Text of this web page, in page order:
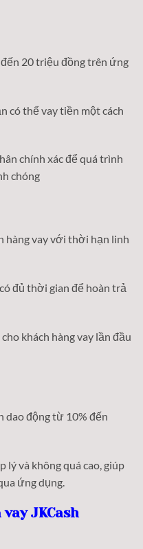
20 triệu đồng trên ứng
có thể vay tiền một cách
chính xác để quá trình
chóng
hàng vay với thời hạn linh
đủ thời gian để hoàn trả
khách hàng vay lần đầu
dao động từ 10% đến
lý và không quá cao, giúp
ứng dụng.
JKCash